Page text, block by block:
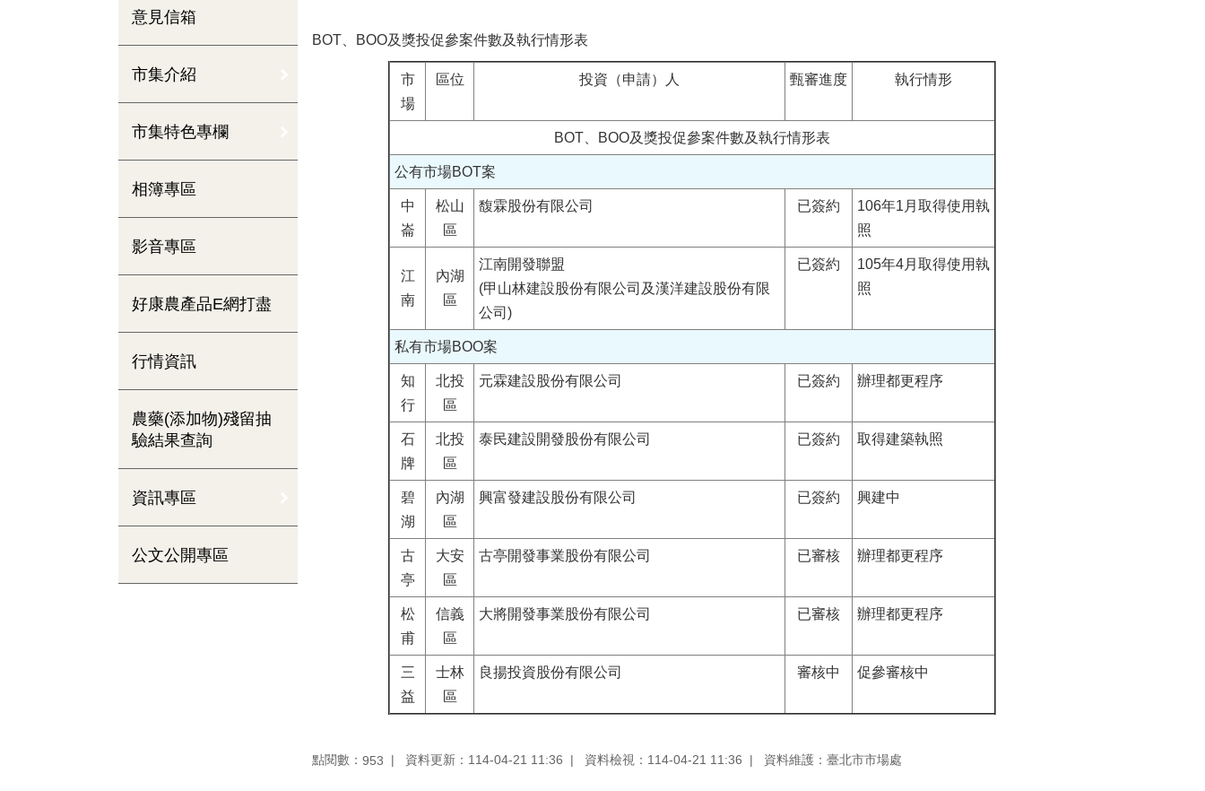
意見信箱
市集介紹
市集特色專欄
相簿專區
影音專區
好康農產品E網打盡
行情資訊
農藥(添加物)殘留抽
驗結果查詢
資訊專區
公文公開專區
BOT、BOO及獎投促參案件數及執行情形表
市
場
區位 投資（申請）人 甄審進度 執行情形
BOT、BOO及獎投促參案件數及執行情形表
公有市場BOT案
中
崙
松山
區
馥霖股份有限公司 已簽約
106年1月取得使用執
照
江
南
內湖
區
江南開發聯盟
(甲山林建設股份有限公司及漢洋建設股份有限
公司)
已簽約
105年4月取得使用執
照
私有市場BOO案
知
行
北投
區
元霖建設股份有限公司 已簽約 辦理都更程序
石
牌
北投
區
泰民建設開發股份有限公司 已簽約 取得建築執照
碧
湖
內湖
區
興富發建設股份有限公司 已簽約 興建中
古
亭
大安
區
古亭開發事業股份有限公司 已審核 辦理都更程序
松
甫
信義
區
大將開發事業股份有限公司 已審核 辦理都更程序
三
益
士林
區
良揚投資股份有限公司 審核中 促參審核中
點閱數： 953 資料更新：114-04-21 11:36 資料檢視：114-04-21 11:36 資料維護：臺北市市場處